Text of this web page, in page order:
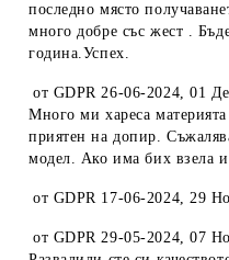
последно място
много добре със жест .
година.Успех.
от GDPR 26-06-2024,01
Много ми хареса
приятен на допир.
модел. Ако има бих взела и
от GDPR 17-06-2024,29
от GDPR 29-05-2024,07